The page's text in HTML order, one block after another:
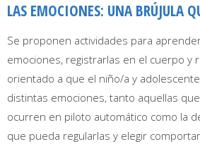
LAS EMOCIONES: UNA BRÚJULA
Se proponen actividades para
emociones, registrarlas en el cuerpo y
orientado a que el niño/a y
distintas emociones, tanto aquellas
ocurren en piloto automático como la
que pueda regularlas y elegir